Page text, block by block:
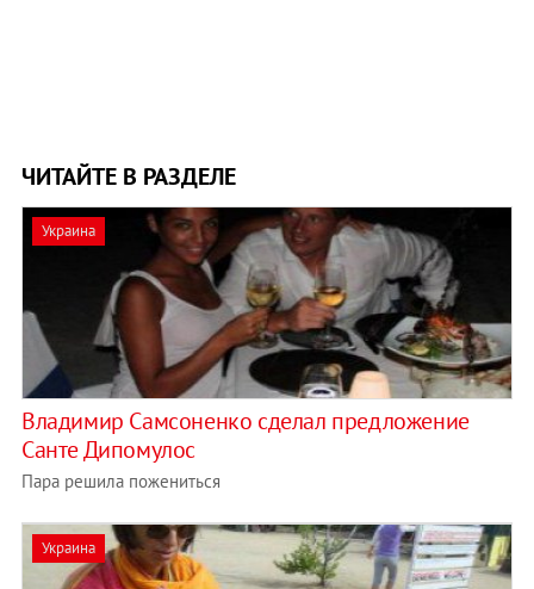
ЧИТАЙТЕ В РАЗДЕЛЕ
Украина
Владимир Самсоненко сделал предложение
Санте Дипомулос
Пара решила пожениться
Украина